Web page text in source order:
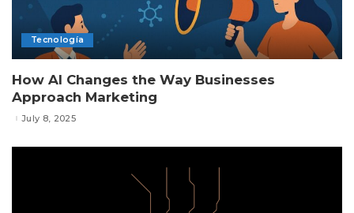
Tecnología
How AI Changes the Way Businesses
Approach Marketing
July 8, 2025